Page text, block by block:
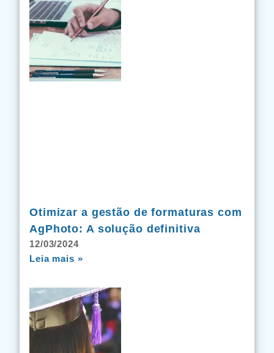
Otimizar a gestão de formaturas com
AgPhoto: A solução definitiva
12/03/2024
Leia mais »